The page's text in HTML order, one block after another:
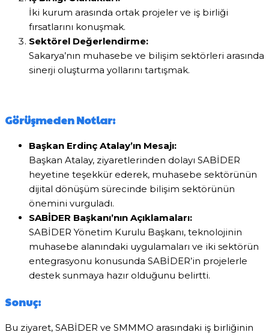
İki kurum arasında ortak projeler ve iş birliği
fırsatlarını konuşmak.
Sektörel Değerlendirme:
Sakarya’nın muhasebe ve bilişim sektörleri arasında
sinerji oluşturma yollarını tartışmak.
Görüşmeden Notlar:
Başkan Erdinç Atalay’ın Mesajı:
Başkan Atalay, ziyaretlerinden dolayı SABİDER
heyetine teşekkür ederek, muhasebe sektörünün
dijital dönüşüm sürecinde bilişim sektörünün
önemini vurguladı.
SABİDER Başkanı’nın Açıklamaları:
SABİDER Yönetim Kurulu Başkanı, teknolojinin
muhasebe alanındaki uygulamaları ve iki sektörün
entegrasyonu konusunda SABİDER’in projelerle
destek sunmaya hazır olduğunu belirtti.
Sonuç:
Bu ziyaret, SABİDER ve SMMMO arasındaki iş birliğinin